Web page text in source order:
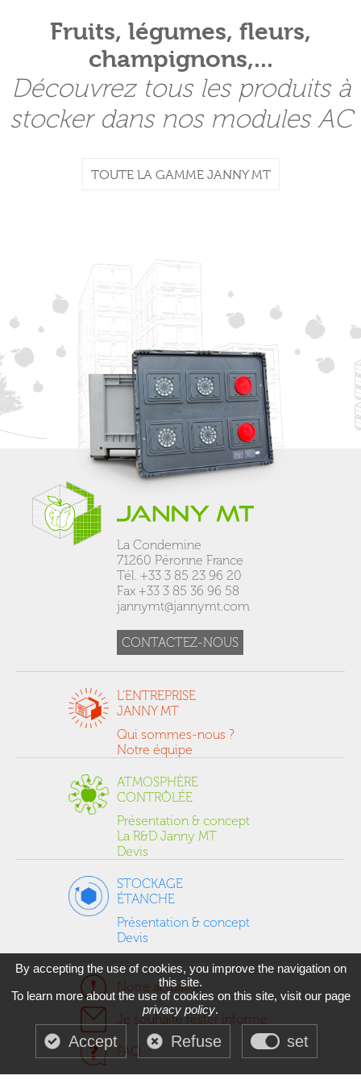
Fruits, légumes, fleurs,
champignons,...
Découvrez tous les produits à
stocker dans nos modules AC
TOUTE LA GAMME JANNY MT
La Condemine
71260 Péronne France
Tél. +33 3 85 23 96 20
Fax +33 3 85 36 96 58
jannymt@jannymt.com
CONTACTEZ-NOUS
L'ENTREPRISE
JANNY MT
Qui sommes-nous ?
Notre équipe
ATMOSPHÈRE
CONTRÔLÉE
Présentation & concept
La R&D Janny MT
Devis
STOCKAGE
ÉTANCHE
Présentation & concept
Devis
Notre actualité
Je souhaite rester informé
FAQ
By accepting the use of cookies, you improve the navigation on
this site.
To learn more about the use of cookies on this site, visit our page
privacy policy.
Accept Refuse set